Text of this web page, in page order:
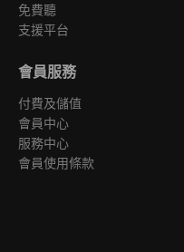
免費聽
支援平台
會員服務
付費及儲值
會員中心
服務中心
會員使用條款